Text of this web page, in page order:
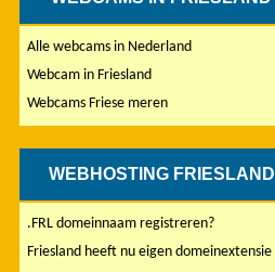
Alle webcams in Nederland
Webcam in Friesland
Webcams Friese meren
WEBHOSTING FRIESLAND
.FRL domeinnaam registreren?
Friesland heeft nu eigen domeinextensie